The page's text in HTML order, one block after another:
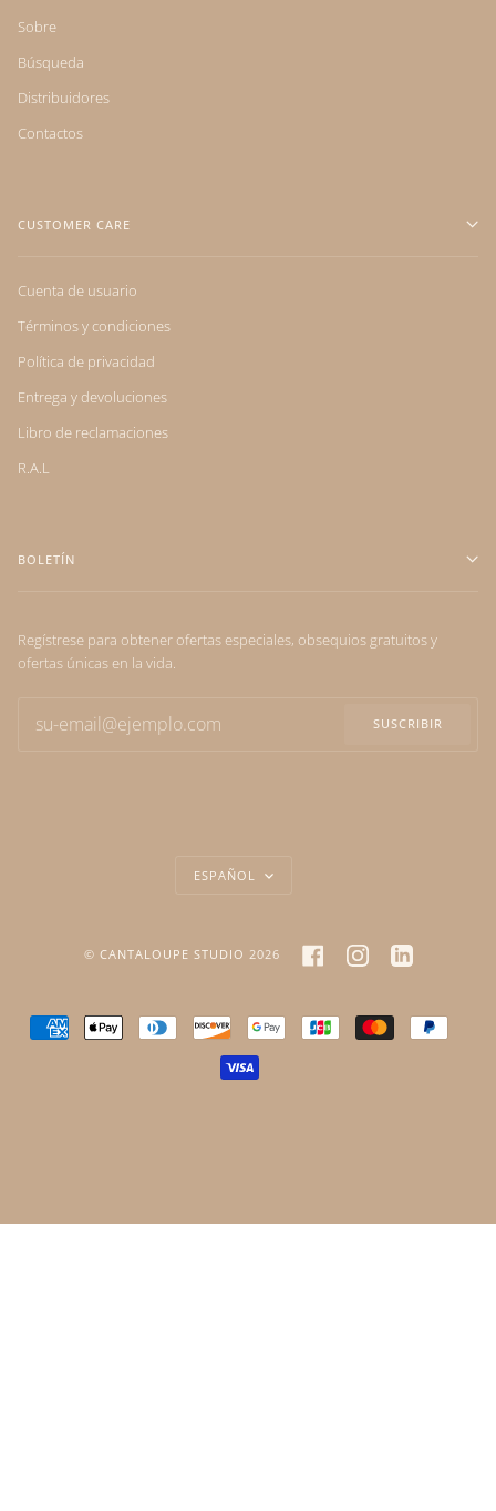
Sobre
Búsqueda
Distribuidores
Contactos
CUSTOMER CARE
Cuenta de usuario
Términos y condiciones
Política de privacidad
Entrega y devoluciones
Libro de reclamaciones
R.A.L
BOLETÍN
Regístrese para obtener ofertas especiales, obsequios gratuitos y
ofertas únicas en la vida.
SUSCRIBIR
IDIOMA
ESPAÑOL
© CANTALOUPE STUDIO 2026 FACEBOOKINSTAGRAMLINKEDIN
AMERICAN
EXPRESS
APPLE
PAY
DINERS
CLUB
DISCOVER GOOGLE
PAY
MASTER